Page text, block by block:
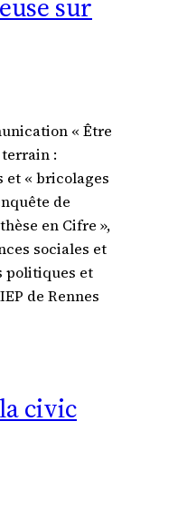
sur
« Être
:
et « bricolages
de
en Cifre »,
sociales et
politiques et
de Rennes
civic